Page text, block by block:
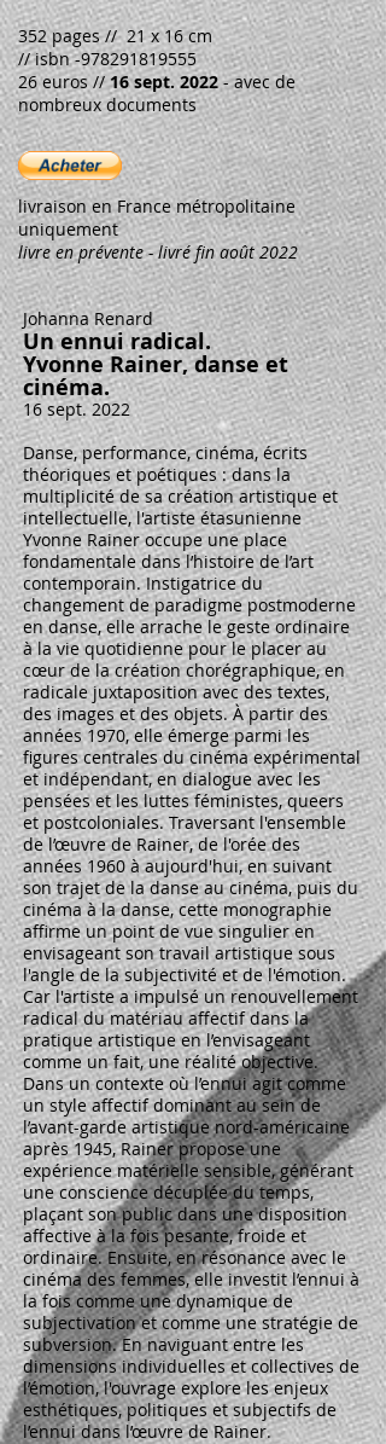
352 pages // 21 x 16 cm
// isbn -978291819555
26 euros //16 sept. 2022- avec de
nombreux documents
livraison en France métropolitaine
uniquement
livre en prévente - livré fin août 2022
Johanna Renard
Un ennui radical.
Yvonne Rainer, danse et
cinéma.
16 sept. 2022
Danse, performance, cinéma, écrits
théoriques et poétiques : dans la
multiplicité de sa création artistique et
intellectuelle, l'artiste étasunienne
Yvonne Rainer occupe une place
fondamentale dans l’histoire de l’art
contemporain. Instigatrice du
changement de paradigme postmoderne
en danse, elle arrache le geste ordinaire
à la vie quotidienne pour le placer au
cœur de la création chorégraphique, en
radicale juxtaposition avec des textes,
des images et des objets. À partir des
années 1970, elle émerge parmi les
figures centrales du cinéma expérimental
et indépendant, en dialogue avec les
pensées et les luttes féministes, queers
et postcoloniales. Traversant l'ensemble
de l’œuvre de Rainer, de l'orée des
années 1960 à aujourd'hui, en suivant
son trajet de la danse au cinéma, puis du
cinéma à la danse, cette monographie
affirme un point de vue singulier en
envisageant son travail artistique sous
l'angle de la subjectivité et de l'émotion.
Car l'artiste a impulsé un renouvellement
radical du matériau affectif dans la
pratique artistique en l’envisageant
comme un fait, une réalité objective.
Dans un contexte où l’ennui agit comme
un style affectif dominant au sein de
l’avant-garde artistique nord-américaine
après 1945, Rainer propose une
expérience matérielle sensible, générant
une conscience décuplée du temps,
plaçant son public dans une disposition
affective à la fois pesante, froide et
ordinaire. Ensuite, en résonance avec le
cinéma des femmes, elle investit l’ennui à
la fois comme une dynamique de
subjectivation et comme une stratégie de
subversion. En naviguant entre les
dimensions individuelles et collectives de
l’émotion, l'ouvrage explore les enjeux
esthétiques, politiques et subjectifs de
l’ennui dans l’œuvre de Rainer.